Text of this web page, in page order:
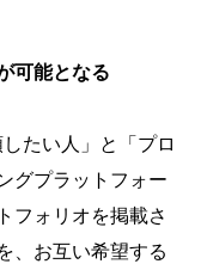
可能となる
たい人」と「プロ
グプラットフォー
フォリオを掲載さ
、お互い希望する